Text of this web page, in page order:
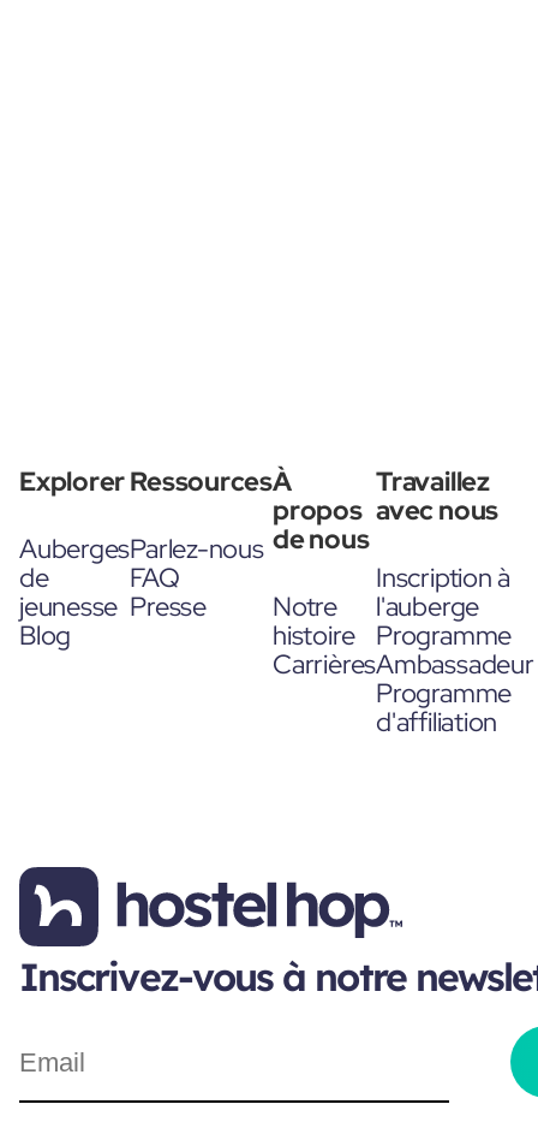
Explorer
Auberges
de
jeunesse
Blog
Ressources
Parlez-nous
FAQ
Presse
À
propos
de nous
Notre
histoire
Carrières
Travaillez
avec nous
Inscription à
l'auberge
Programme
Ambassadeur
Programme
d'affiliation
Inscrivez-vous à notre